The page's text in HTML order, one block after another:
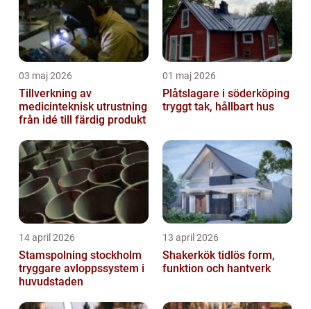
03 maj 2026
Tillverkning av
medicinteknisk utrustning
från idé till färdig produkt
01 maj 2026
Plåtslagare i söderköping
tryggt tak, hållbart hus
14 april 2026
Stamspolning stockholm
tryggare avloppssystem i
huvudstaden
13 april 2026
Shakerkök tidlös form,
funktion och hantverk